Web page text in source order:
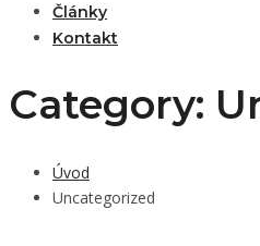
Články
Kontakt
Category:
Úvod
Uncategorized